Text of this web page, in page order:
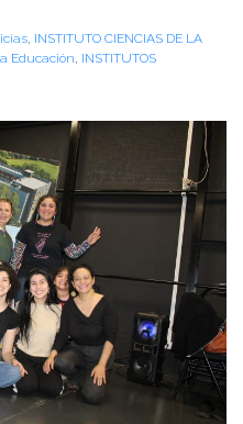
INSTITUTO CIENCIAS DE LA
Educación INSTITUTOS